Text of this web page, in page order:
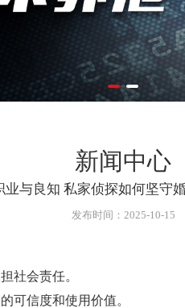
新闻中心
业与良知 私家侦探如何坚守
发布时间：2025-10-15
社会责任。
信度和使用价值。